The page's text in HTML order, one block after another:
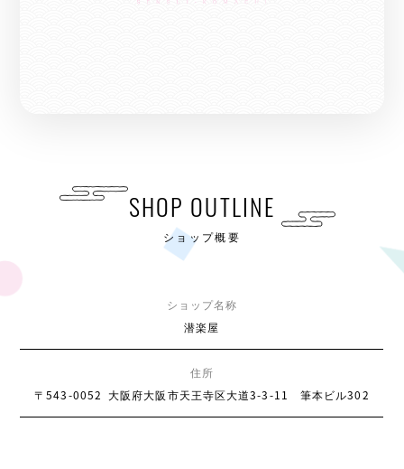
SHOP OUTLINE
ショップ概要
ショップ名称
潜楽屋
住所
〒543-0052 大阪府大阪市天王寺区大道3-3-11 筆本ビル302